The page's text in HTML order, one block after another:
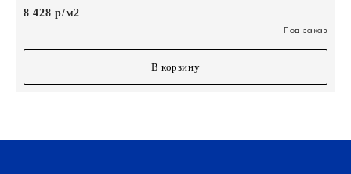
8 428 р/м2
Под заказ
В корзину